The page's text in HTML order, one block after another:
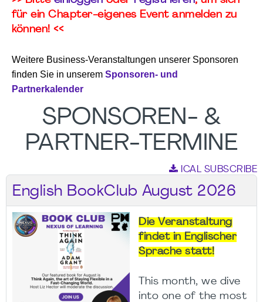
für ein Chapter-eigenes Event anmelden zu
können! <<
Weitere Business-Veranstaltungen unserer Sponsoren
finden Sie in unserem Sponsoren- und
Partnerkalender
SPONSOREN- &
PARTNER-TERMINE
ICAL SUBSCRIBE
English BookClub August 2026
Die Veranstaltung
findet in Englischer
Sprache statt!
This month, we dive
into one of the most